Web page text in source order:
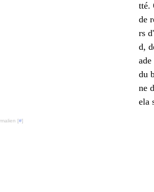
tté.
de
rs
d,
du
ne
ela
[#]